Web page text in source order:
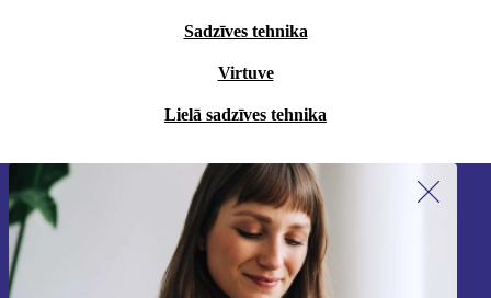
Sadzīves tehnika
Virtuve
Lielā sadzīves tehnika
Piesakieties mūsu jaunumu
saņemšanai!
Nekad vairs nepalaidiet garām nevienu
piedāvājumu.